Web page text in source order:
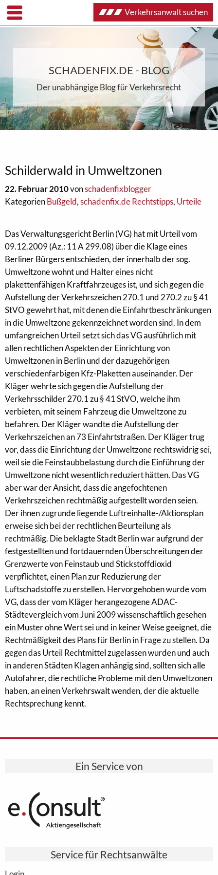
SCHADENFIX.DE - BLOG
Der unabhängige Blog für Verkehrsrecht
Schilderwald in Umweltzonen
22. Februar 2010vonschadenfixblogger
KategorienBußgeld,schadenfix.de Rechtstipps, Urteile
Das Verwaltungsgericht Berlin (VG) hat mit Urteil vom
09.12.2009 (Az.: 11 A 299.08) über die Klage eines
Berliner Bürgers entschieden, der innerhalb der sog.
Umweltzone wohnt und Halter eines nicht
plakettenfähigen Kraftfahrzeuges ist, und sich gegen die
Aufstellung der Verkehrszeichen 270.1 und 270.2 zu § 41
StVO gewehrt hat, mit denen die Einfahrtbeschränkungen
in die Umweltzone gekennzeichnet worden sind. In dem
umfangreichen Urteil setzt sich das VG ausführlich mit
allen rechtlichen Aspekten der Einrichtung von
Umweltzonen in Berlin und der dazugehörigen
verschiedenfarbigen Kfz-Plaketten auseinander. Der
Kläger wehrte sich gegen die Aufstellung der
Verkehrsschilder 270.1 zu § 41 StVO, welche ihm
verbieten, mit seinem Fahrzeug die Umweltzone zu
befahren. Der Kläger wandte die Aufstellung der
Verkehrszeichen an 73 Einfahrtstraßen. Der Kläger trug
vor, dass die Einrichtung der Umweltzone rechtswidrig sei,
weil sie die Feinstaubbelastung durch die Einführung der
Umweltzone nicht wesentlich reduziert hätten. Das VG
aber war der Ansicht, dass die angefochtenen
Verkehrszeichen rechtmäßig aufgestellt worden seien.
Der ihnen zugrunde liegende Luftreinhalte-/Aktionsplan
erweise sich bei der rechtlichen Beurteilung als
rechtmäßig. Die beklagte Stadt Berlin war aufgrund der
festgestellten und fortdauernden Überschreitungen der
Grenzwerte von Feinstaub und Stickstoffdioxid
verpflichtet, einen Plan zur Reduzierung der
Luftschadstoffe zu erstellen. Hervorgehoben wurde vom
VG, dass der vom Kläger herangezogene ADAC-
Städtevergleich vom Juni 2009 wissenschaftlich gesehen
ein Muster ohne Wert sei und in keiner Weise geeignet, die
Rechtmäßigkeit des Plans für Berlin in Frage zu stellen. Da
gegen das Urteil Rechtmittel zugelassen wurden und auch
in anderen Städten Klagen anhängig sind, sollten sich alle
Autofahrer, die rechtliche Probleme mit den Umweltzonen
haben, an einen Verkehrswalt wenden, der die aktuelle
Rechtsprechung kennt.
Ein Service von
Service für Rechtsanwälte
Verkehrsanwalt suchen